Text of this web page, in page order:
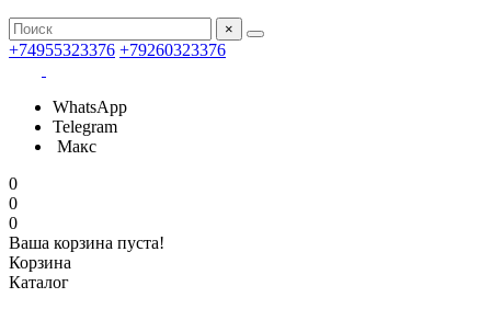
×
+74955323376 +79260323376
WhatsApp
Telegram
Макс
0
0
0
Ваша корзина пуста!
Корзина
Каталог